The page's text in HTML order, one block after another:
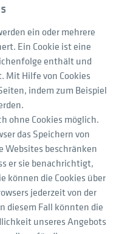
ein oder mehrere
Ein Cookie ist eine
enthält und
Mit Hilfe von Cookies
indem zum Beispiel
ohne Cookies möglich.
das Speichern von
Websites beschränken
er sie benachrichtigt,
können die Cookies über
jederzeit von der
diesem Fall könnten die
unseres Angebots